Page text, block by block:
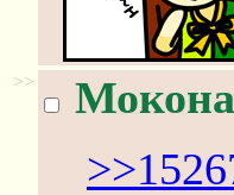
>> Мокона